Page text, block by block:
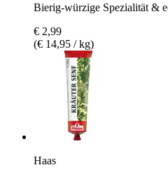
Bierig-würzige Spezialität &
€ 2,99
(€ 14,95 / kg)
Haas